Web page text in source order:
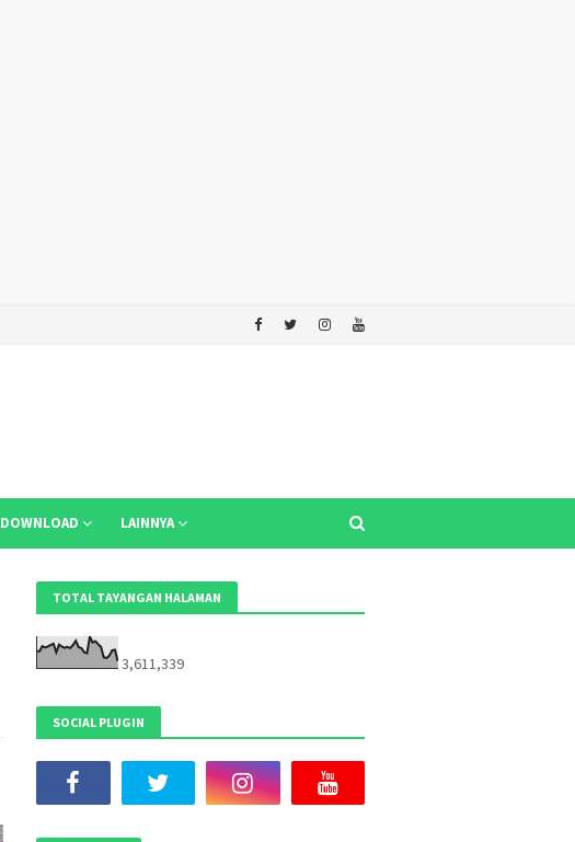
DOWNLOAD LAINNYA
TOTAL TAYANGAN HALAMAN
3,611,339
SOCIAL PLUGIN